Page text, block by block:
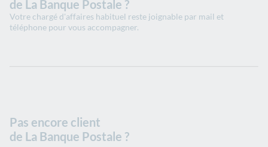
de La Banque Postale ?
Votre chargé d'affaires habituel reste joignable par mail et
téléphone pour vous accompagner.
Pas encore client
de La Banque Postale ?